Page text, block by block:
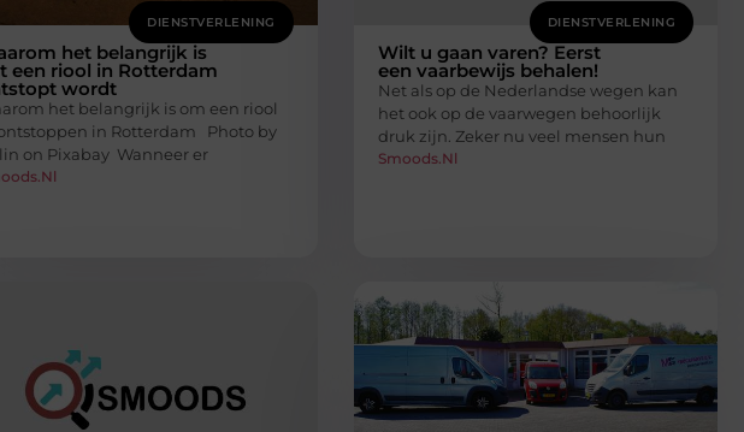
DIENSTVERLENING
het belangrijk is
een riool in Rotterdam
wordt
het belangrijk is om een riool
in Rotterdam ‍Photo by
on Pixabay ‍ Wanneer er
DIENSTVERLENING
Wilt u gaan varen? Eerst
een vaarbewijs behalen!
Net als op de Nederlandse wegen kan
het ook op de vaarwegen behoorlijk
druk zijn. Zeker nu veel mensen hun
Smoods.nl